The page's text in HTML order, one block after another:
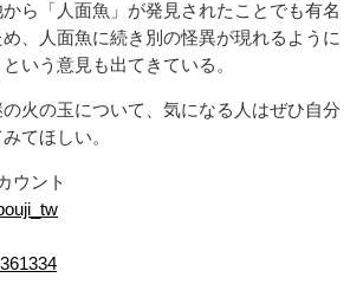
ら「人面魚」が発見されたことでも有名
、人面魚に続き別の怪異が現れるように
いう意見も出てきている。
火の玉について、気になる人はぜひ自分
てほしい。
ウント